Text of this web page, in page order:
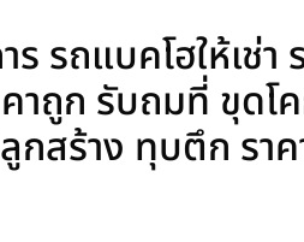
รถแบคโฮให้เช่า
คาถูก รับถมที่ ขุดโ
สร้าง ทุบตึก รา